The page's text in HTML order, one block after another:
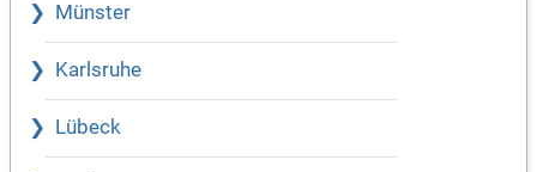
Münster
Karlsruhe
Lübeck